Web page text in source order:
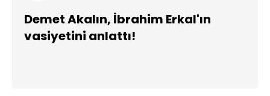
Demet Akalın, İbrahim Erkal'ın
vasiyetini anlattı!